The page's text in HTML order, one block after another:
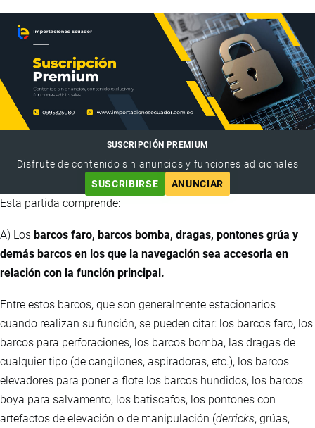
SUSCRIPCIÓN PREMIUM
Disfrute de contenido sin anuncios y funciones adicionales
SUSCRIBIRSE
ANUNCIAR
Esta partida comprende:
A) Los barcos faro, barcos bomba, dragas, pontones grúa y
demás barcos en los que la navegación sea accesoria en
relación con la función principal.
Entre estos barcos, que son generalmente estacionarios
cuando realizan su función, se pueden citar: los barcos faro, los
barcos para perforaciones, los barcos bomba, las dragas de
cualquier tipo (de cangilones, aspiradoras, etc.), los barcos
elevadores para poner a flote los barcos hundidos, los barcos
boya para salvamento, los batiscafos, los pontones con
artefactos de elevación o de manipulación (derricks, grúas,